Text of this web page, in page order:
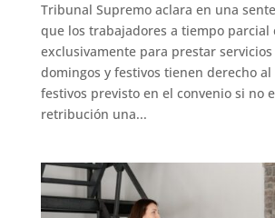
Tribunal Supremo aclara en una
que los trabajadores a tiempo parcial
exclusivamente para prestar servicios
domingos y festivos tienen derecho
festivos previsto en el convenio si no
retribución una...